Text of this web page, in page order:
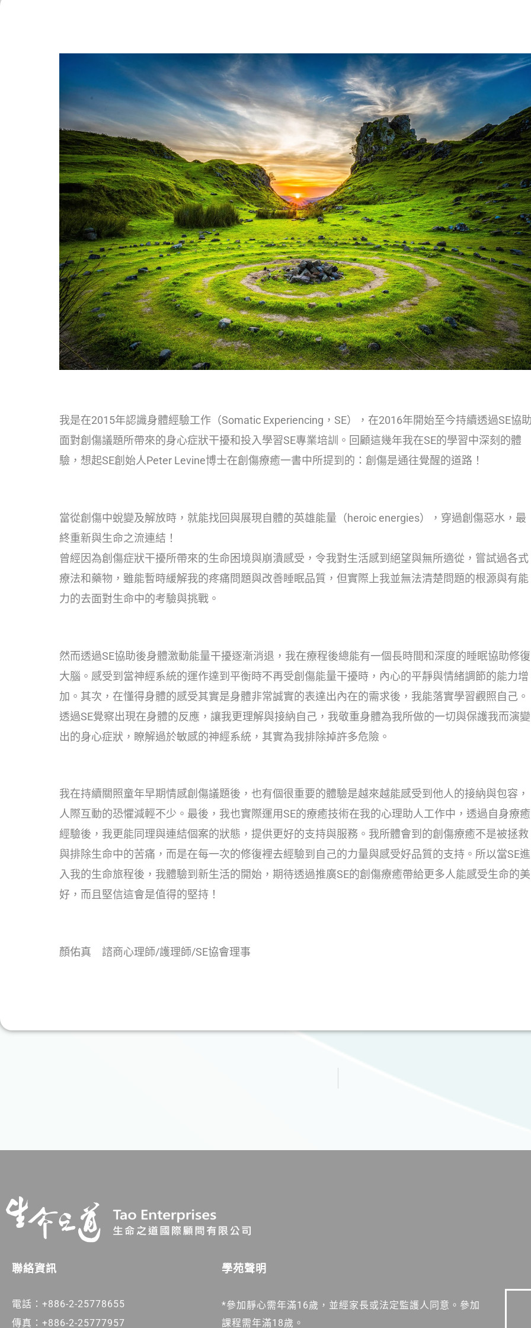
我是在2015年認識身體經驗工作（Somatic Experiencing，SE），在2016年開始至今持續透過SE協
面對創傷議題所帶來的身心症狀干擾和投入學習SE專業培訓。回顧這幾年我在SE的學習中深刻的體
驗，想起SE創始人Peter Levine博士在創傷療癒一書中所提到的：創傷是通往覺醒的道路！
當從創傷中蛻變及解放時，就能找回與展現自體的英雄能量（heroic energies），穿過創傷惡水，最
終重新與生命之流連結！
曾經因為創傷症狀干擾所帶來的生命困境與崩潰感受，令我對生活感到絕望與無所適從，嘗試過各式
療法和藥物，雖能暫時緩解我的疼痛問題與改善睡眠品質，但實際上我並無法清楚問題的根源與有能
力的去面對生命中的考驗與挑戰。
然而透過SE協助後身體激動能量干擾逐漸消退，我在療程後總能有一個長時間和深度的睡眠協助修復
大腦。感受到當神經系統的運作達到平衡時不再受創傷能量干擾時，內心的平靜與情緒調節的能力增
加。其次，在懂得身體的感受其實是身體非常誠實的表達出內在的需求後，我能落實學習觀照自己。
透過SE覺察出現在身體的反應，讓我更理解與接納自己，我敬重身體為我所做的一切與保護我而演變
出的身心症狀，瞭解過於敏感的神經系統，其實為我排除掉許多危險。
我在持續關照童年早期情感創傷議題後，也有個很重要的體驗是越來越能感受到他人的接納與包容，
人際互動的恐懼減輕不少。最後，我也實際運用SE的療癒技術在我的心理助人工作中，透過自身療癒
經驗後，我更能同理與連結個案的狀態，提供更好的支持與服務。我所體會到的創傷療癒不是被拯救
與排除生命中的苦痛，而是在每一次的修復裡去經驗到自己的力量與感受好品質的支持。所以當SE進
入我的生命旅程後，我體驗到新生活的開始，期待透過推廣SE的創傷療癒帶給更多人能感受生命的美
好，而且堅信這會是值得的堅持！
顏佑真 諮商心理師/護理師/SE協會理事
聯絡資訊
電話：+886-2-25778655
傳真：+886-2-25777957
學苑聲明
*參加靜心需年滿16歲，並經家長或法定監護人同意。參加
課程需年滿18歲。